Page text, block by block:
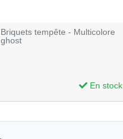
Briquets tempête - Multicolore
ghost
En stock